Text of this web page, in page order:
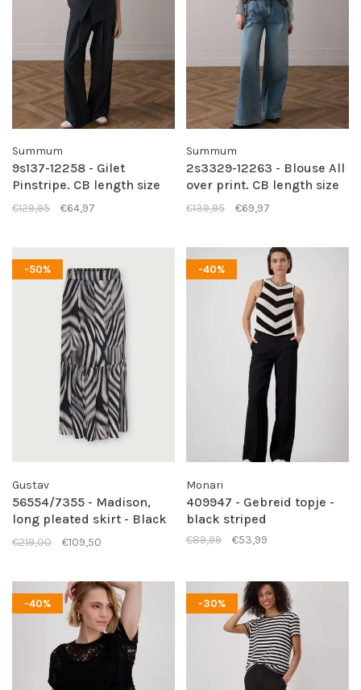
Summum
9s137-12258 - Gilet
Pinstripe. CB length size
38 is ca 59cm -
Midnightblue
€129,95 €64,97
Summum
2s3329-12263 - Blouse All
over print. CB length size
38 is ca 77.5cm -
Midnightblue
€139,95 €69,97
-50%
Gustav
56554/7355 - Madison,
long pleated skirt - Black
and sand zebra print
€219,00 €109,50
-40%
Monari
409947 - Gebreid topje -
black striped
€89,99 €53,99
-40% -30%